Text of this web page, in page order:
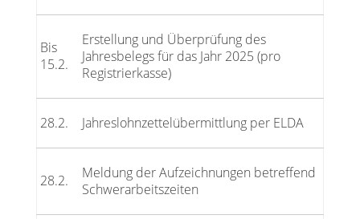
Bis
15.2.
Erstellung und Überprüfung des
Jahresbelegs für das Jahr 2025 (pro
Registrierkasse)
28.2. Jahreslohnzettelübermittlung per ELDA
28.2.
Meldung der Aufzeichnungen betreffend
Schwerarbeitszeiten